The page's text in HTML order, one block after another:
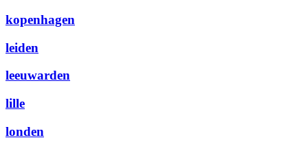
kopenhagen
leiden
leeuwarden
lille
londen